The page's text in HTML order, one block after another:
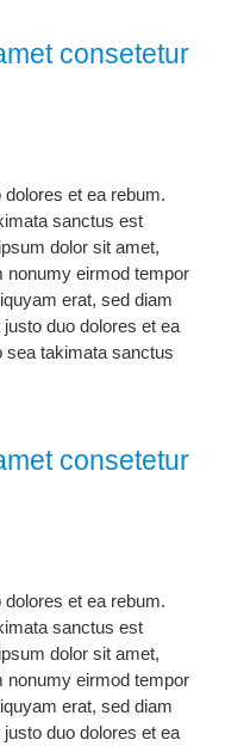
consetetur
et ea rebum.
sanctus est
dolor sit amet,
nonumy eirmod tempor
erat, sed diam
duo dolores et ea
sea takimata sanctus
consetetur
et ea rebum.
sanctus est
dolor sit amet,
nonumy eirmod tempor
erat, sed diam
duo dolores et ea